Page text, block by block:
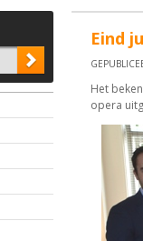
Eind
Het
opera